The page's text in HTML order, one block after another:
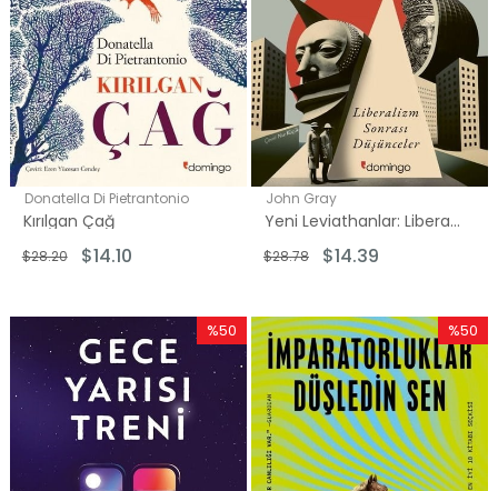
Donatella Di Pietrantonio
Kırılgan Çağ
$14.10
$28.20
John Gray
Yeni Leviathanlar: Liberalizm Sonrası Düşünceler
$14.39
$28.78
%50
İndirim
%50İndirim
%50
İndirim